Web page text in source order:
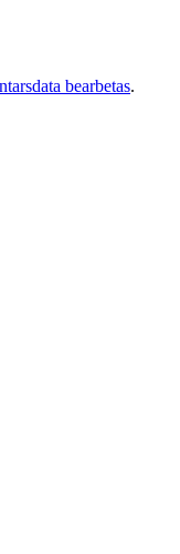
bearbetas.